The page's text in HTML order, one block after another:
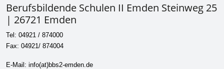
Berufsbildende Schulen II Emden Steinweg 25
| 26721 Emden
Tel: 04921 / 874000
Fax: 04921/ 874004
E-Mail: info(at)bbs2-emden.de